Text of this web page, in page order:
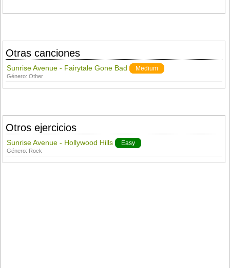
Otras canciones
Sunrise Avenue - Fairytale Gone Bad Medium
Género:Other
Otros ejercicios
Sunrise Avenue - Hollywood Hills Easy
Género: Rock